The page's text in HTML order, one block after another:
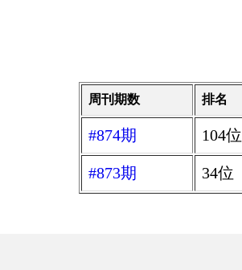
周刊期数 排名
#874期 104位
#873期 34位